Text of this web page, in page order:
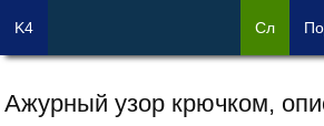
Ажурный узор крючком,
K4 Сл